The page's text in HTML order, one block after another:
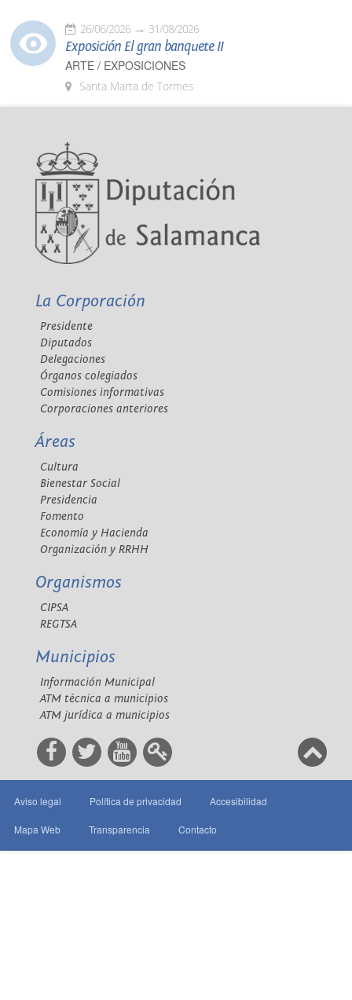
26/06/2026 31/08/2026
Exposición El gran banquete II
ARTE / EXPOSICIONES
Santa Marta de Tormes
La Corporación
Presidente
Diputados
Delegaciones
Órganos colegiados
Comisiones informativas
Corporaciones anteriores
Áreas
Cultura
Bienestar Social
Presidencia
Fomento
Economía y Hacienda
Organización y RRHH
Organismos
CIPSA
REGTSA
Municipios
Información Municipal
ATM técnica a municipios
ATM jurídica a municipios
Aviso legal Política de privacidad Accesibilidad
Mapa Web Transparencia Contacto